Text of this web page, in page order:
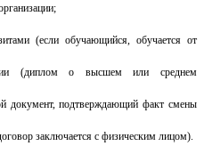
(если обучающийся, обучается от
(диплом о высшем или среднем
документ, подтверждающий факт смены
заключается с физическим лицом).